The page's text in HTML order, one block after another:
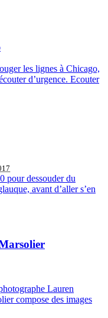
les lignes à Chicago,
d’urgence. Ecouter
pour dessouder du
avant d’aller s’en
Lauren
compose des images